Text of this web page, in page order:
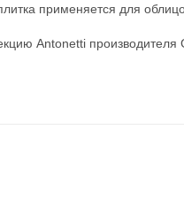
применяется для
Antonetti производителя